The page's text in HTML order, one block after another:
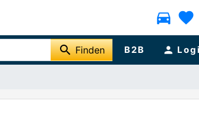
directions_car favorite
search Finden B2B person